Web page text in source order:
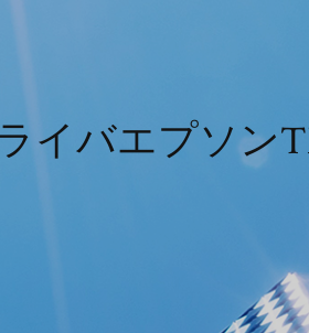
イバエプソン